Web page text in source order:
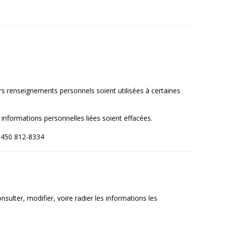
personnels soient utilisées à certaines
personnelles liées soient effacées.
812-8334
modifier, voire radier les informations les